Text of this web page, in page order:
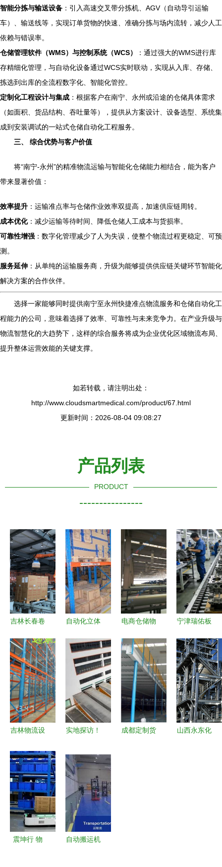
智能分拣与输送设备 ：引入高速交叉带分拣机、AGV（自动导引运输
车）、输送线等，实现订单货物的快速、准确分拣与场内流转，减少人工
依赖与错误率。
仓储管理软件（WMS）与控制系统（WCS）
：通过强大的WMS进行库
存精细化管理，与自动化设备通过WCS实时联动，实现从入库、存储、
拣选到出库的全流程数字化、智能化管控。
定制化工程设计与集成 ：根据客户在南宁、永州或沿途的仓储具体需求
（如面积、货品结构、吞吐量等），提供从方案设计、设备选型、系统集
成到安装调试的一站式仓储自动化工程服务。
三、 综合优势与客户价值
将“南宁-永州”的精准物流运输与智能化仓储能力相结合，能为客户
带来显著价值：
效率提升 ：运输准点率与仓储作业效率双提高，加速供应链周转。
成本优化：减少运输等待时间、降低仓储人工成本与货损率。
可靠性增强 ：数字化管理减少了人为失误，使整个物流过程更稳定、可预
测。
服务延伸 ：从单纯的运输服务商，升级为能够提供供应链关键环节智能化
解决方案的合作伙伴。
选择一家能够同时提供南宁至永州快捷准点物流服务和仓储自动化工
程能力的公司，意味着选择了效率、可靠性与未来竞争力。在产业升级与
物流智慧化的大趋势下，这样的综合服务将成为企业优化区域物流布局、
提升整体运营效能的关键支撑。
如若转载，请注明出处：
http://www.cloudsmartmedical.com/product/67.html
更新时间：2026-08-04 09:08:27
产品列表
PRODUCT
----------------
吉林长春卷
推进物流自
动化 现代
化工程设备
提升仓储效
率
自动化立体
与仓储自动
化的意义重
塑物流各环
节
电商仓储物
瑞泰风扇机
组合与自动
化设备的完
美结合
宁津瑞佑板
破解汽车零
部件与物流
仓储输送痛
点
吉林物流设
架 迈向自
动化的工程
升级之路
实地探访！
南总部拟5
月投入运
营，就在钟
落潭！物流
及仓储自动
化工程设备
成都定制货
山西永东化
震坤行 物
自动搬运机